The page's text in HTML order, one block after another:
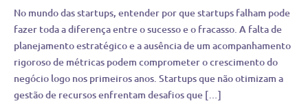
No mundo das startups, entender por que startups falham pode
fazer toda a diferença entre o sucesso e o fracasso. A falta de
planejamento estratégico e a ausência de um acompanhamento
rigoroso de métricas podem comprometer o crescimento do
negócio logo nos primeiros anos. Startups que não otimizam a
gestão de recursos enfrentam desafios que […]